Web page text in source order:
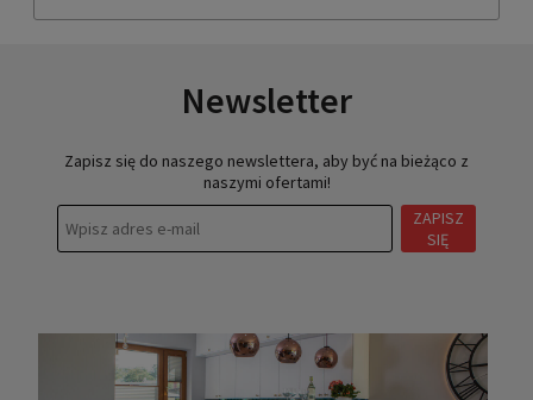
Newsletter
Zapisz się do naszego newslettera, aby być na bieżąco z
naszymi ofertami!
ZAPISZ
SIĘ